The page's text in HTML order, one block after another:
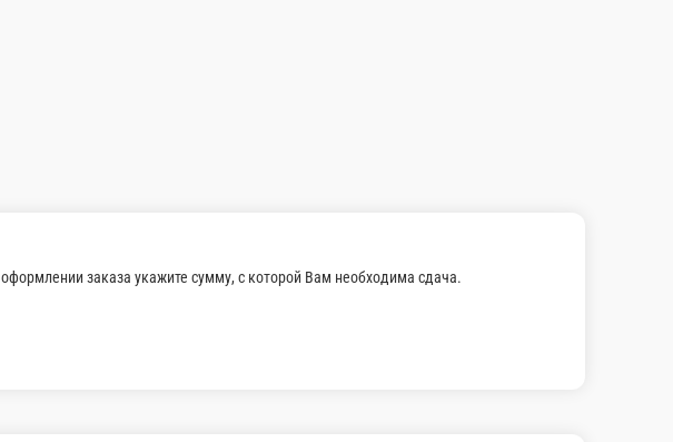
заказа укажите сумму, с которой Вам необходима сдача.